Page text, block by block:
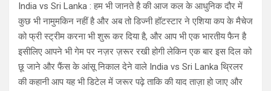
India vs Sri Lanka : हम भी जानते है की आज कल के आधुनिक दौर में
कुछ भी नामुमकिन नहीं है और अब तो डिज्नी हॉटस्टार ने एशिया कप के मैचेज
को फ्री स्ट्रीम करना भी शुरू कर दिया है, और आप भी एक भारतीय फैन है
इसीलिए आपने भी गेम पर नज़र ज़रूर रखी होगी लेकिन एक बार इस दिल को
छू जाने और फैंस के आंसू निकाल देने वाले India vs Sri Lanka थ्रिलर
की कहानी आप यह भी डिटेल में जरूर पढ़े ताकि की याद ताज़ा हो जाए और